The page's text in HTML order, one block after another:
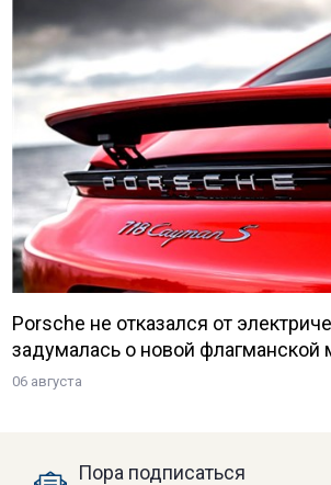
Porsche не отказался от
задумалась о новой флагманской
06 августа
Пора подписаться